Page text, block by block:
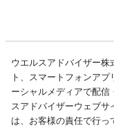
ウエルスアドバイザー株
ト、スマートフォンア
ーシャルメディアで配
スアドバイザーウェブ
は、お客様の責任で行っ